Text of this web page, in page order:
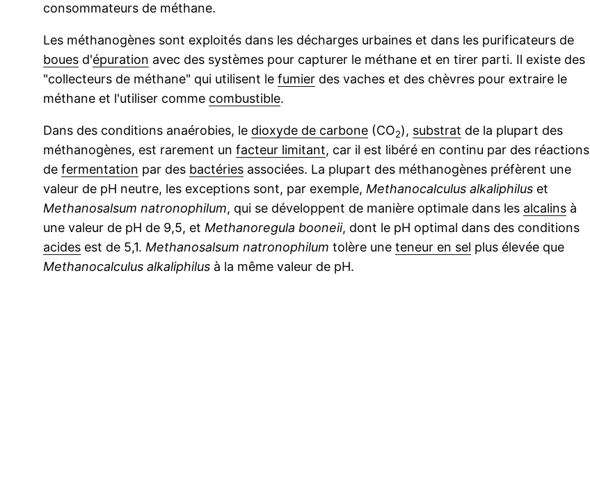
consommateurs de méthane.
Les méthanogènes sont exploités dans les décharges urbaines et dans les purificateurs de
boues d'épuration avec des systèmes pour capturer le méthane et en tirer parti. Il existe des
"collecteurs de méthane" qui utilisent le fumier des vaches et des chèvres pour extraire le
méthane et l'utiliser comme combustible.
Dans des conditions anaérobies, le dioxyde de carbone (CO2), substrat de la plupart des
méthanogènes, est rarement un facteur limitant, car il est libéré en continu par des réactions
de fermentation par des bactéries associées. La plupart des méthanogènes préfèrent une
valeur de pH neutre, les exceptions sont, par exemple, Methanocalculus alkaliphilus et
Methanosalsum natronophilum, qui se développent de manière optimale dans les alcalins à
une valeur de pH de 9,5, et Methanoregula booneii, dont le pH optimal dans des conditions
acides est de 5,1. Methanosalsum natronophilum tolère une teneur en sel plus élevée que
Methanocalculus alkaliphilus à la même valeur de pH.